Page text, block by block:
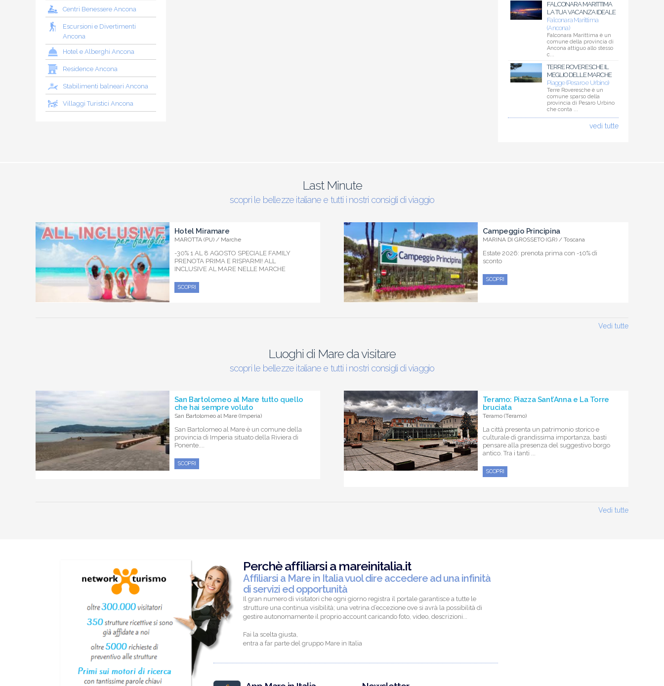
Centri Benessere Ancona
Escursioni e Divertimenti
Ancona
Hotel e Alberghi Ancona
Residence Ancona
Stabilimenti balneari Ancona
Villaggi Turistici Ancona
FALCONARA MARITTIMA
LA TUA VACANZA IDEALE
Falconara Marittima
(Ancona)
Falconara Marittima è un
comune della provincia di
Ancona attiguo allo stesso
c...
TERRE ROVERESCHE IL
MEGLIO DELLE MARCHE
Piagge (Pesaro e Urbino)
Terre Roveresche è un
comune sparso della
provincia di Pesaro Urbino
che conta ...
vedi tutte
Last Minute
scopri le bellezze italiane e tutti i nostri consigli di viaggio
Hotel Miramare
MAROTTA (PU) / Marche
-30% 1 AL 8 AGOSTO SPECIALE FAMILY
PRENOTA PRIMA E RISPARMI! ALL
INCLUSIVE AL MARE NELLE MARCHE
SCOPRI
Campeggio Principina
MARINA DI GROSSETO (GR) / Toscana
Estate 2026: prenota prima con -10% di
sconto
SCOPRI
Vedi tutte
Luoghi di Mare da visitare
scopri le bellezze italiane e tutti i nostri consigli di viaggio
San Bartolomeo al Mare tutto quello
che hai sempre voluto
San Bartolomeo al Mare (Imperia)
San Bartolomeo al Mare è un comune della
provincia di Imperia situato della Riviera di
Ponente....
SCOPRI
Teramo: Piazza Sant’Anna e La Torre
bruciata
Teramo (Teramo)
La città presenta un patrimonio storico e
culturale di grandissima importanza, basti
pensare alla presenza del suggestivo borgo
antico. Tra i tanti ...
SCOPRI
Vedi tutte
Perchè affiliarsi a mareinitalia.it
Affiliarsi a Mare in Italia vuol dire accedere ad una infinità
di servizi ed opportunità
Il gran numero di visitatori che ogni giorno registra il portale garantisce a tutte le
strutture una continua visibilità; una vetrina d’eccezione ove si avrà la possibilità di
gestire autonomamente il proprio account caricando foto, video, descrizioni...
Fai la scelta giusta,
entra a far parte del gruppo Mare in Italia